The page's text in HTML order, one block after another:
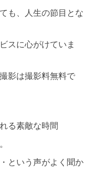
も、人生の節目とな
スに心がけていま
影は撮影料無料で
る素敵な時間
という声がよく聞か